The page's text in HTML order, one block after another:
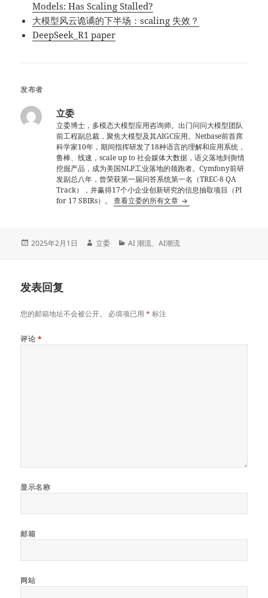
Models: Has Scaling Stalled?
大模型风云诡谲的下半场：scaling 失效？
DeepSeek_R1 paper
发布者
立委
立委博士，多模态大模型应用咨询师。出门问问大模型团队
前工程副总裁，聚焦大模型及其AIGC应用。Netbase前首席
科学家10年，期间指挥研发了18种语言的理解和应用系统，
鲁棒、线速，scale up to 社会媒体大数据，语义落地到舆情
挖掘产品，成为美国NLP工业落地的领跑者。Cymfony前研
发副总八年，曾荣获第一届问答系统第一名（TREC-8 QA
Track），并赢得17个小企业创新研究的信息抽取项目（PI
for 17 SBIRs）。查看立委的所有文章
发
2025年2月1日
作
立委
分
AI 潮流、AI潮流
发表回复
您的邮箱地址不会被公开。 必填项已用* 标注
评论 *
显示名称
邮箱
网站